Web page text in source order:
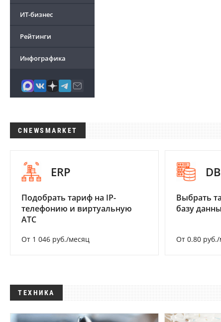
ИТ-бизнес
Рейтинги
Инфографика
CNEWSMARKET
ERP
Подобрать тариф на IP-
телефонию и виртуальную
АТС
От 1 046 руб./месяц
Выбрать
базу
От 0.80
ТЕХНИКА